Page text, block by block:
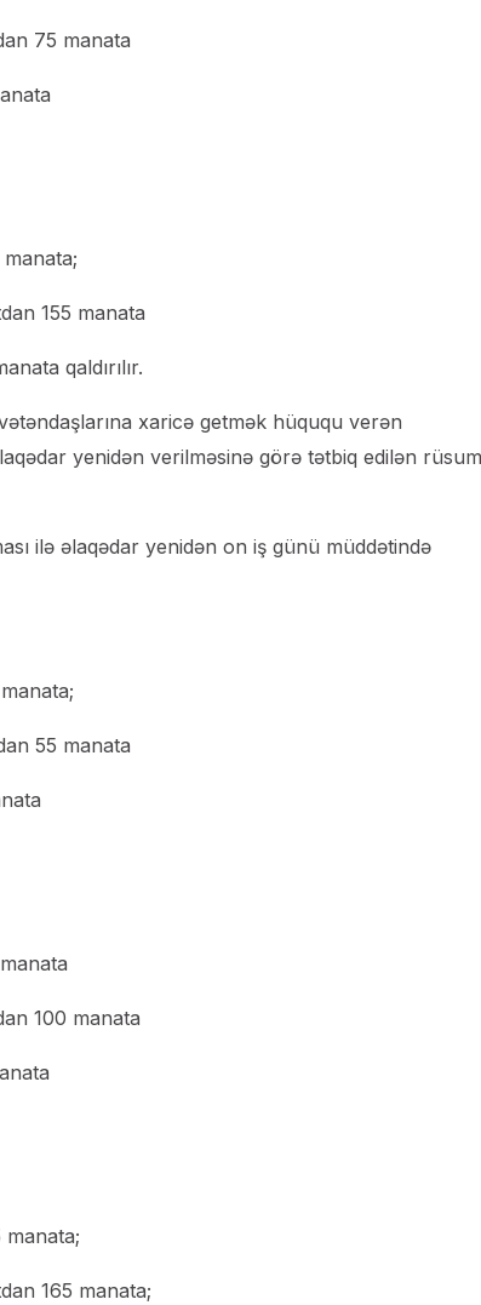
75 manata
155 manata
qaldırılır.
xaricə getmək hüququ verən
yenidən verilməsinə görə tətbiq edilən
ilə əlaqədar yenidən on iş günü müddətində
55 manata
100 manata
manata;
165 manata;